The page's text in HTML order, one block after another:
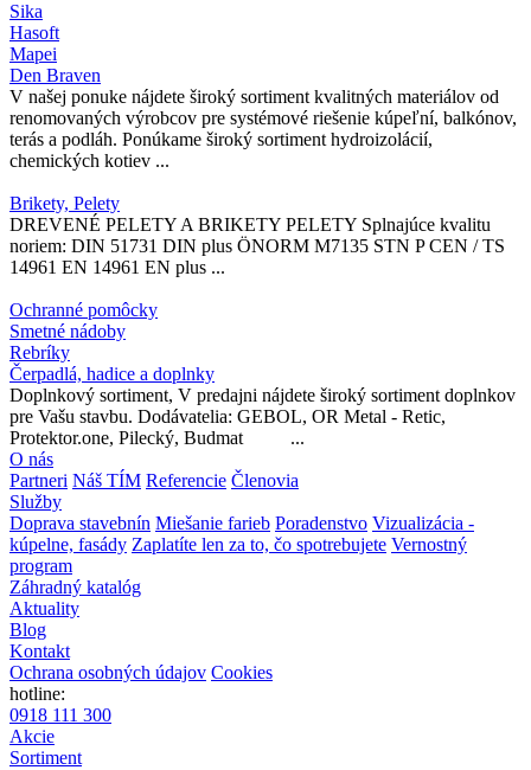
Sika
Hasoft
Mapei
Den Braven
V našej ponuke nájdete široký sortiment kvalitných materiálov od
renomovaných výrobcov pre systémové riešenie kúpeľní, balkónov,
terás a podláh. Ponúkame široký sortiment hydroizolácií,
chemických kotiev ...
Brikety, Pelety
DREVENÉ PELETY A BRIKETY PELETY Splnajúce kvalitu
noriem: DIN 51731 DIN plus ÖNORM M7135 STN P CEN / TS
14961 EN 14961 EN plus ...
Ochranné pomôcky
Smetné nádoby
Rebríky
Čerpadlá, hadice a doplnky
Doplnkový sortiment, V predajni nájdete široký sortiment doplnkov
pre Vašu stavbu. Dodávatelia: GEBOL, OR Metal - Retic,
Protektor.one, Pilecký, Budmat ...
O nás
Partneri Náš TÍM Referencie Členovia
Služby
Doprava stavebnín Miešanie farieb Poradenstvo Vizualizácia -
kúpelne, fasády Zaplatíte len za to, čo spotrebujete Vernostný
program
Záhradný katalóg
Aktuality
Blog
Kontakt
Ochrana osobných údajov Cookies
hotline:
0918 111 300
Akcie
Sortiment